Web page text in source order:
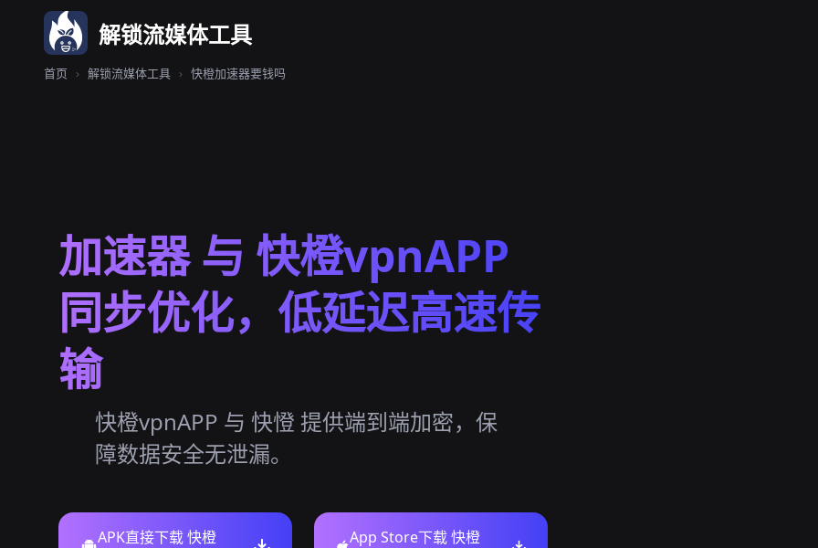
解锁流媒体工具
首页 › 解锁流媒体工具 › 快橙加速器要钱吗
加速器 与 快橙vpnAPP
同步优化，低延迟高速传
输
快橙vpnAPP 与 快憕 提供端到端加密，保
障数据安全无泄漏。
APK直接下载 快橙
App Store下载 快橙